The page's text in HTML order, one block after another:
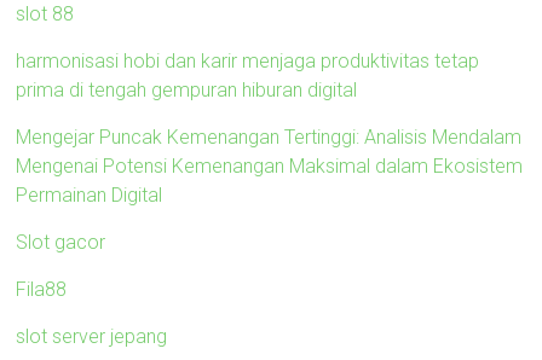
slot 88
harmonisasi hobi dan karir menjaga produktivitas tetap
prima di tengah gempuran hiburan digital
Mengejar Puncak Kemenangan Tertinggi: Analisis Mendalam
Mengenai Potensi Kemenangan Maksimal dalam Ekosistem
Permainan Digital
Slot gacor
Fila88
slot server jepang